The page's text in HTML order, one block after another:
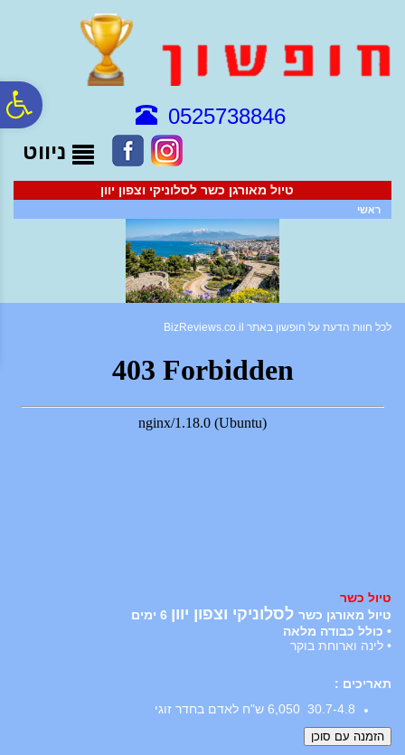
נגישות
0525738846
ניווט
טיול מאורגן כשר לסלוניקי וצפון יוון
ראשי
לכל חוות הדעת על חופשון באתר BizReviews.co.il
טיול כשר
טיול מאורגן כשר לסלוניקי וצפון יוון
• כולל כבודה מלאה
• לינה וארוחת בוקר
תאריכים :
30.7-4.8 6,050 ש"ח לאדם בחדר זוגי